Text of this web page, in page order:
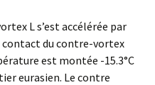
L s’est accélérée par
contact du contre-vortex
est montée -15.3°C
eurasien. Le contre